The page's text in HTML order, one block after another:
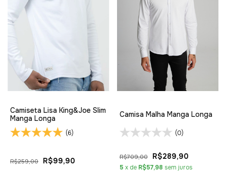
Camiseta Lisa King&Joe Slim
Manga Longa
(6)
R$259,00 R$99,90
Camisa Malha Manga Longa
(0)
R$709,00 R$289,90
5 x de R$57,98 sem juros